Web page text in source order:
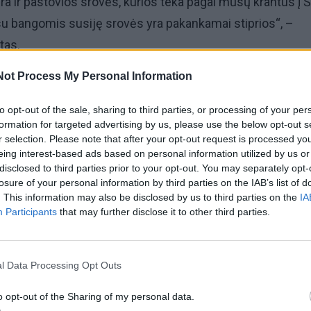
Process My Personal Information
opt-out of the sale, sharing to third parties, or processing of your
for targeted advertising by us, please use the below opt-out
selection. Please note that after your opt-out request is processed
interest-based ads based on personal information utilized by us
to third parties prior to your opt-out. You may separately
of your personal information by third parties on the IAB’s list of
This information may also be disclosed by us to third parties on the
Participants that may further disclose it to other third parties.
Data Processing Opt Outs
opt-out of the Sharing of my personal data.
bangomis susiję srovės yra pakankamai stiprios“, –
kranto susidaro bangų patvanka atnešto vandens. Šis
kranto, tačiau laikas nuo laiko prasiveržia į jūra ir tada gali
bangų greitis.
tik smėlį, praplauna kanalus jūros link, bet gali nunešti ir
Žaromskis.